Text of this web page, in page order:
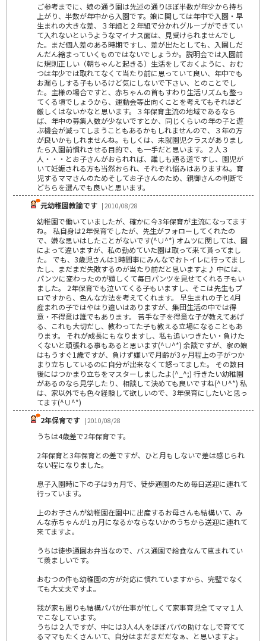
ご参考までに、娘の通う園は先述の通りほぼ半数が年少から持ち
上がり、半数が年中から入園です。娘に関しては年中で入園・早
生まれの大きな差、３年組と２年組で分かれグループができてい
て入れないというようなマイナス面は、見受けられませんでし
た。まだ個人差のある時期ですし、差が出たとしても、入園しだ
んだん縮まっていくものではないでしょうか。説明会では入園前
に規則正しい（朝ちゃんと起きる）生活をしておくように、おむ
つは年少では取れてなくて当たり前に思っていて良い、年中でも
お漏らしする子もいるけど気にしないで下さい、とのことでし
た。主様の場合ですと、赤ちゃんの首もすわり生活リズムも整っ
てくる頃でしょうから、運動会等出向くことを考えてもそれほど
厳しくはないかなと思います。３年保育主流の地域であるなら
ば、年中の募集人数が少ないですとか、同じくらいの年の子と遊
ぶ機会が減ってしまうこともあるかもしれませんので、３年の方
が良いかもしれませんね。もしくは、未就園児クラスがありまし
たら入園前慣れさせる目的で、も一手だと思います。２人３
人・・・とお子さんがおられれば、誰しも通る道ですし、園児が
いて妊娠される方も当然おられ、それぞれ悩みはありますね。育
児するママさんのためそしてお子さんのため、親御さんの判断で
どちらを選んでも良いと思います。
元幼稚園教諭です | 2010/08/28
幼稚園で働いていましたが、確かに今3年保育が主流になってます
ね。 私自身は2年保育でしたが、先生がフォローしてくれたの
で、嫌な思いはしたことがないです(^∪^*) オムツに関しては、園
によって違いますが、私の勤めていた園は取って来て貰ってまし
た。 でも、3歳児さんは1時間事にみんなでおトイレに行ってまし
たし、まだまだ失敗するのが当たり前だと思いますよ♪ 中には、
パンツに変わったのが嬉しくて毎日パンツを見せてくれる子もい
ました。 2年保育でも泣いてくる子もいますし、そこは先生もプ
ロですから、色んな方法を考えてくれます。 早生まれの子と4月
産まれの子ではやはり違いはありますが、集団生活の中では得
意・不得意は誰でもあります。 苦手な子を得意な子が教えてあげ
る、これも大切だし、教わってた子も教える立場になることもあ
ります。 それが成長にもなりますし、私も追いつきたい・負けた
くないと頑張れる事もあると思います(^∪^*) 余談ですが、家の娘
はもうすぐ1歳ですが、負けず嫌いで月齢が3ヶ月程上の子がつか
まり立ちしているのに自分が出来なくて怒ってました。 その数日
後にはつかまり立ちをマスターしましたよ(^_^;) 行きたい幼稚園
があるのなら見学したり、相談して決めても良いですね(^∪^*) 私
は、家以外でも色々経験して欲しいので、3年保育にしたいと思っ
てます(^∪^*)
2年保育です | 2010/08/28
うちは4歳差で2年保育です。
2年保育と3年保育との差ですが、ひと月もしないで差は感じられ
ない程になりました。
息子入園時に下の子は9ヵ月で、徒歩通園のため毎日送迎に連れて
行っています。
上のお子さんが幼稚園在園中に出産するお母さんも結構いて、み
んな赤ちゃんが1ヵ月になるかならないかのうちから送迎に連れて
来てますよ。
うちは徒歩通園お弁当なので、バス通園で給食なんて恵まれてい
て羨ましいです。
おむつの件も幼稚園の方が対応に慣れていますから、完璧でなく
ても大丈夫ですよ。
我が家も周りも結構パパが仕事が忙しくて家事育児全てママ１人
でこなしています。
うちは２人ですが、中には3人4人をほぼパパの助けなしで育てて
るママもたくさんいて、自分はまだまだだなぁ、と思いますよ。